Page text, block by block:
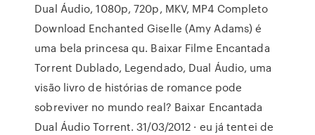
Dual Áudio, 1080p, 720p, MKV, MP4 Completo
Download Enchanted Giselle (Amy Adams) é
uma bela princesa qu. Baixar Filme Encantada
Torrent Dublado, Legendado, Dual Áudio, uma
visão livro de histórias de romance pode
sobreviver no mundo real? Baixar Encantada
Dual Áudio Torrent. 31/03/2012 · eu já tentei de